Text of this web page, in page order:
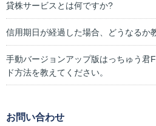
貸株サービスとは何ですか?
信用期日が経過した場合、どうなるか
手動バージョンアップ版はっちゅう君
ド方法を教えてください。
お問い合わせ